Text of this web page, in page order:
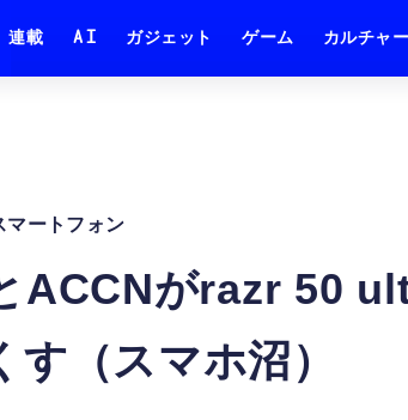
連載 AI ガジェット ゲーム カルチャー
ACCNがrazr 50
す（スマホ沼）
マートフォン